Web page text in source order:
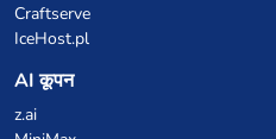
Craftserve
IceHost.pl
AI कूपन
z.ai